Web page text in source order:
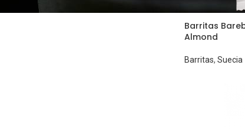
Barritas
Almond
Barritas, Suecia